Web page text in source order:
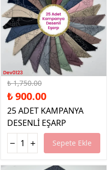
%49 İndirim
₺ 1,750.00
₺ 900.00
25 ADET KAMPANYA
DESENLİ EŞARP
Sepete Ekle